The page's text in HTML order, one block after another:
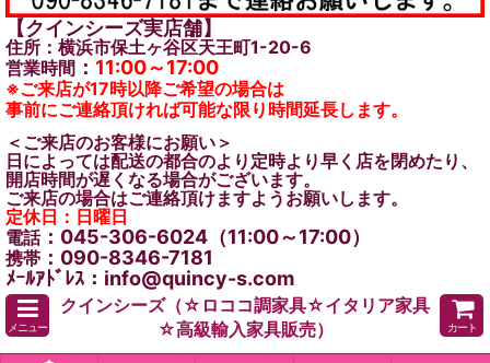
【クインシーズ実店舗】
住所：横浜市保土ヶ谷区天王町1-20-6
営業時間 ： 11:00～17:00
※ご来店が17時以降ご希望の場合は
事前にご連絡頂ければ可能な限り時間延長します。
＜ご来店のお客様にお願い＞
日によっては配送の都合のより定時より早く店を閉めたり、
開店時間が遅くなる場合がございます。
ご来店の場合はご連絡頂けますようお願いします。
定休日：日曜日
電話：045-306-6024（11:00～17:00）
携帯 ：090-8346-7181
ﾒｰﾙｱﾄﾞﾚｽ：info@quincy-s.com
メニュー
クインシーズ（☆ロココ調家具☆イタリア家具
☆高級輸入家具販売）
カート